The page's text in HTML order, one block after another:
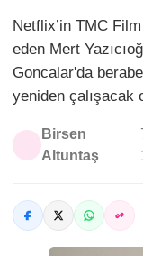
Netflix’in TMC
eden Mert
Goncalar'da
yeniden çalışacak
Birsen
Altuntaş